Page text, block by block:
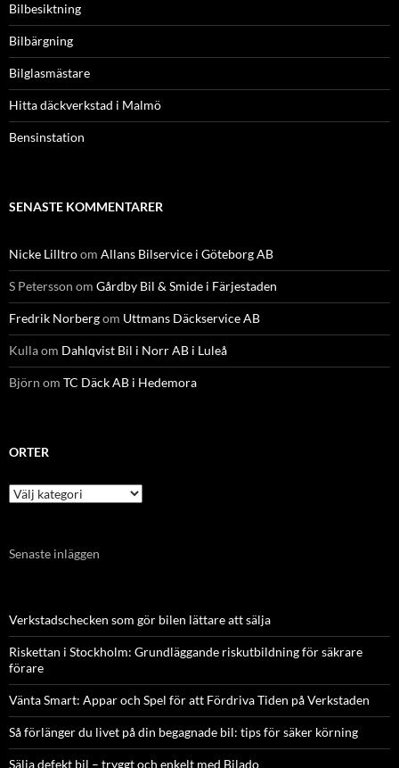
Bilbesiktning
Bilbärgning
Bilglasmästare
Hitta däckverkstad i Malmö
Bensinstation
SENASTE KOMMENTARER
Nicke Lilltroom Allans Bilservice i Göteborg AB
S Petersson om Gårdby Bil & Smide i Färjestaden
Fredrik Norbergom Uttmans Däckservice AB
Kullaom Dahlqvist Bil i Norr AB i Luleå
Björn om TC Däck AB i Hedemora
ORTER
Orter
Senaste inläggen
Verkstadschecken som gör bilen lättare att sälja
Riskettan i Stockholm: Grundläggande riskutbildning för säkrare
förare
Vänta Smart: Appar och Spel för att Fördriva Tiden på Verkstaden
Så förlänger du livet på din begagnade bil: tips för säker körning
Sälja defekt bil – tryggt och enkelt med Bilado